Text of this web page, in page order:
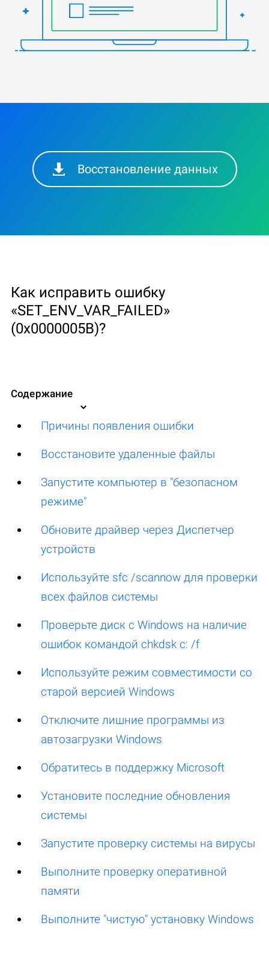
Восстановление данных
Как исправить ошибку
«SET_ENV_VAR_FAILED»
(0x0000005B)?
Содержание
Причины появления ошибки
Восстановите удаленные файлы
Запустите компьютер в "безопасном
режиме"
Обновите драйвер через Диспетчер
устройств
Используйте sfc /scannow для проверки
всех файлов системы
Проверьте диск с Windows на наличие
ошибок командой chkdsk c: /f
Используйте режим совместимости со
старой версией Windows
Отключите лишние программы из
автозагрузки Windows
Обратитесь в поддержку Microsoft
Установите последние обновления
системы
Запустите проверку системы на вирусы
Выполните проверку оперативной
памяти
Выполните "чистую" установку Windows